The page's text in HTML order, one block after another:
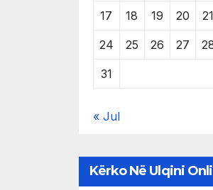
17 18 19 20 21
24 25 26 27
31
« Jul
Kërko Në Ulqini